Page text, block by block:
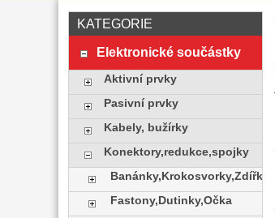
KATEGORIE
Elektronické součástky
Aktivní prvky
Pasivní prvky
Kabely, bužírky
Konektory,redukce,spojky
Banánky,Krokosvorky,Zdířky
Fastony,Dutinky,Očka